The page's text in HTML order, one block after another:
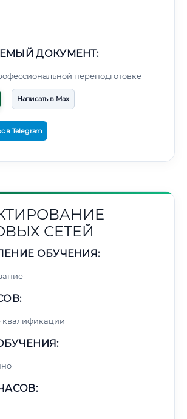
ДОКУМЕНТ:
переподготовке
Написать в Max
в Telegram
СЕТЕЙ
ОБУЧЕНИЯ: